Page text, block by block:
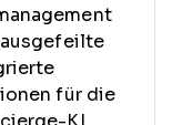
für die